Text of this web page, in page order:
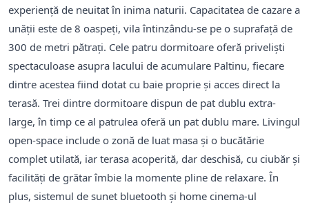
experiență de neuitat în inima naturii. Capacitatea de cazare a
unății este de 8 oaspeți, vila întinzându-se pe o suprafață de
300 de metri pătrați. Cele patru dormitoare oferă priveliști
spectaculoase asupra lacului de acumulare Paltinu, fiecare
dintre acestea fiind dotat cu baie proprie și acces direct la
terasă. Trei dintre dormitoare dispun de pat dublu extra-
large, în timp ce al patrulea oferă un pat dublu mare. Livingul
open-space include o zonă de luat masa și o bucătărie
complet utilată, iar terasa acoperită, dar deschisă, cu ciubăr și
facilități de grătar îmbie la momente pline de relaxare. În
plus, sistemul de sunet bluetooth și home cinema-ul